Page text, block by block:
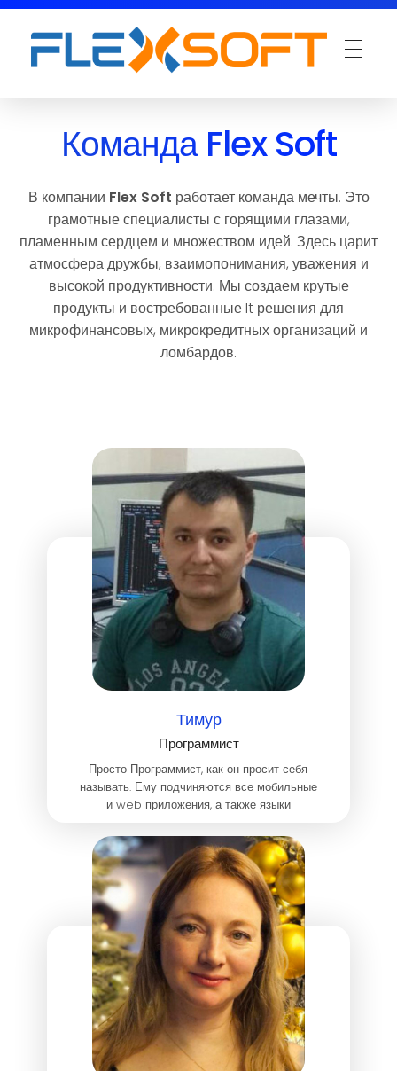
Команда Flex Soft
В компании Flex Soft работает команда мечты. Это
грамотные специалисты с горящими глазами,
пламенным сердцем и множеством идей. Здесь царит
атмосфера дружбы, взаимопонимания, уважения и
высокой продуктивности. Мы создаем крутые
продукты и востребованные It решения для
микрофинансовых, микрокредитных организаций и
ломбардов.
Тимур
Программист
Просто Программист, как он просит себя
называть. Ему подчиняются все мобильные
и web приложения, а также языки
TypeScript.